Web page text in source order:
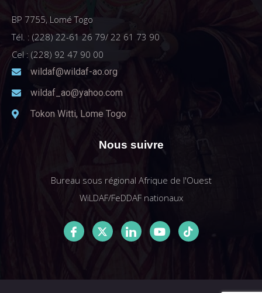
BP 7755, Lomé Togo
Tél. : (228) 22-61 26 79/ 22 61 73 90
Cel : (228) 92 47 90 00
wildaf@wildaf-ao.org
wildaf_ao@yahoo.com
Tokon Witti, Lome Togo
Nous suivre
Bureau sous régional Afrique de l'Ouest
WiLDAF/FeDDAF nationaux